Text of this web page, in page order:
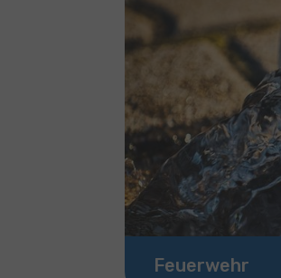
Feuerwehr